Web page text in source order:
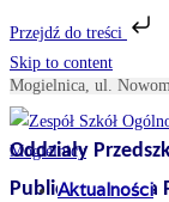
Przejdź do treści
Skip to content
Mogielnica, ul.
Oddziały
PublicznaAktualności